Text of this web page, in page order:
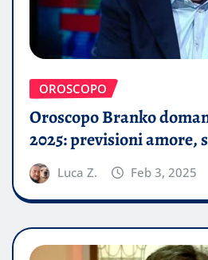
OROSCOPO
Oroscopo Branko
2025: previsioni amore,
Luca Z. Feb 3, 2025